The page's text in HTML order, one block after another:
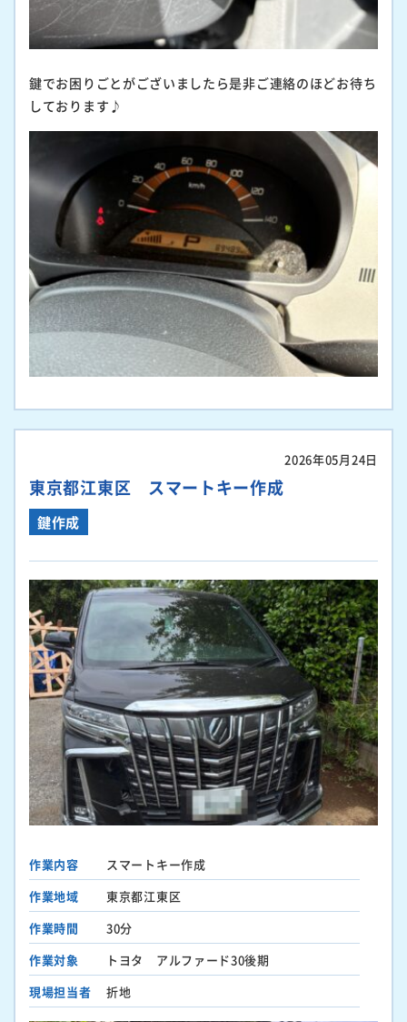
鍵でお困りごとがございましたら是非ご連絡のほどお待ち
しております♪
2026年05月24日
東京都江東区 スマートキー作成
鍵作成
作業内容
スマートキー作成
作業地域
東京都江東区
作業時間
30分
作業対象
トヨタ アルファード30後期
現場担当者
折地